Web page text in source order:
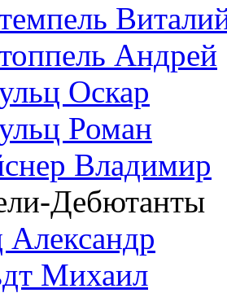
Андрей
Оскар
Роман
Владимир
Дебютанты
Михаил